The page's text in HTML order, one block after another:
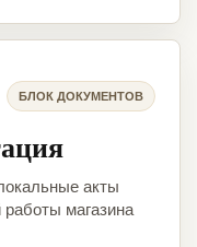
БЛОК ДОКУМЕНТОВ
акты
работы магазина